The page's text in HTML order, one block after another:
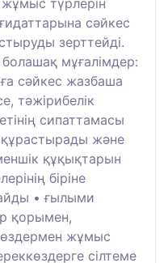
сәйкес
зерттейді.
болашақ мұғалімдер:
сәйкес жазбаша
тәжірибелік
сипаттамасы
және
құқықтарын
біріне
• ғылыми
қорымен,
жұмыс
сілтеме